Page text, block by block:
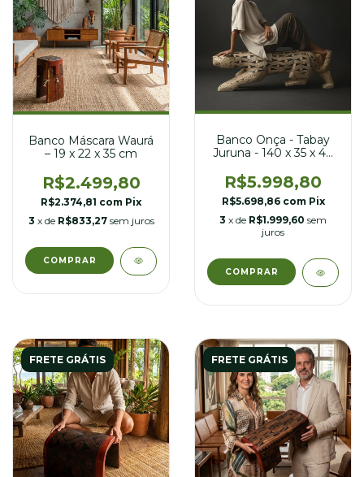
Banco Máscara Waurá
– 19 x 22 x 35 cm
R$2.499,80
R$2.374,81 com Pix
3 x de R$833,27 sem juros
Banco Onça - Tabay
Juruna - 140 x 35 x 44
R$5.998,80
R$5.698,86 com Pix
3 x de R$1.999,60 sem
juros
FRETE GRÁTIS FRETE GRÁTIS